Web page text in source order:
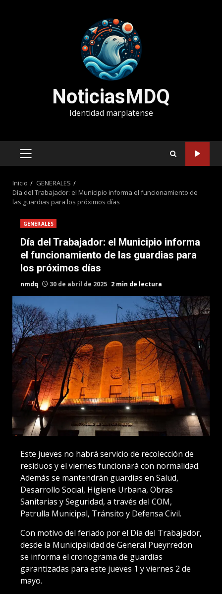
NoticiasMDQ
Identidad marplatense
MENÚ
Inicio
GENERALES
Día del Trabajador: el Municipio informa el funcionamiento de
las guardias para los próximos días
GENERALES
Día del Trabajador: el Municipio informa
el funcionamiento de las guardias para
los próximos días
nmdq 30 de abril de 2025 2 min de lectura
Este jueves no habrá servicio de recolección de
residuos y el viernes funcionará con normalidad.
Además se mantendrán guardias en Salud,
Desarrollo Social, Higiene Urbana, Obras
Sanitarias y Seguridad, a través del COM,
Patrulla Municipal, Tránsito y Defensa Civil.
Con motivo del feriado por el Día del Trabajador,
desde la Municipalidad de General Pueyrredon
se informa el cronograma de guardias
garantizadas para este jueves 1 y viernes 2 de
mayo.